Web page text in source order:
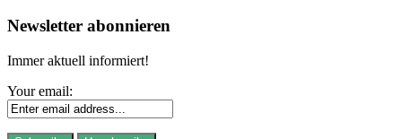
Newsletter abonnieren
Immer aktuell informiert!
Your email: